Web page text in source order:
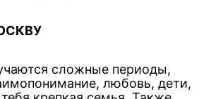
сложные периоды,
любовь, дети,